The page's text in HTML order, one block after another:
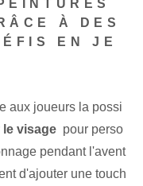
À DES
EN JE
aux joueurs la possi
visage ‍ pour perso
pendant ⁣l'avent
d'ajouter une touch